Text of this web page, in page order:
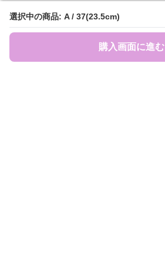
選択中の商品: A / 37(23.5cm)
購入画面に進む
選択中の商品: A / 37(23.5cm)
購入画面に進む